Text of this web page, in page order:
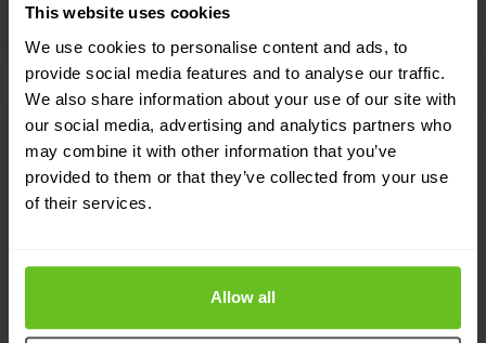
This website uses cookies
We use cookies to personalise content and ads, to
provide social media features and to analyse our traffic.
We also share information about your use of our site with
our social media, advertising and analytics partners who
may combine it with other information that you’ve
provided to them or that they’ve collected from your use
of their services.
Allow all
DNA-Software für Switches
Heben Sie Ihr Netzwerk mit der Cisco DNA-
Management ermöglichen. Dies wird durch
Abonnementstufen erreicht, die den sich